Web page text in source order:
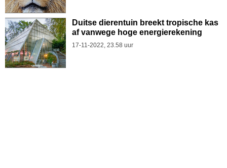
Duitse dierentuin breekt tropische kas
af vanwege hoge energierekening
17-11-2022, 23.58 uur